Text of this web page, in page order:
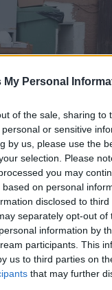
My Personal
of the sale, sharing to
or sensitive
by us, please use the
selection. Please
you may
on personal
disclosed to
separately opt-out of
information by
participants. This
us to third parties on
that may further
σε κάδο στη
το ΕΘΝΟΣ στη
σε ανοιχτό
νεκρό το
Θεσσαλονίκη,
πληροφορίες
ήταν 4 μηνών.